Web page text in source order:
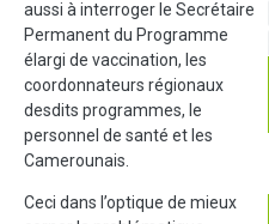
aussi à interroger le Secrétaire
Permanent du Programme
élargi de vaccination, les
coordonnateurs régionaux
desdits programmes, le
personnel de santé et les
Camerounais.
Ceci dans l’optique de mieux